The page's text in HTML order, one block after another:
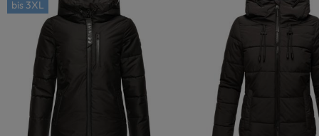
bis 3XL